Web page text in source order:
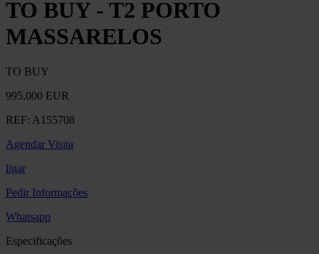
TO BUY - T2 PORTO
MASSARELOS
TO BUY
995.000 EUR
REF: A155708
Agendar Visita
ligar
Pedir Informações
Whatsapp
Especificações